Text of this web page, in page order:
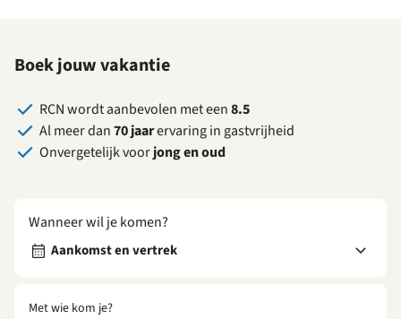
Boek jouw vakantie
RCN wordt aanbevolen met een8.5
Al meer dan70 jaarervaring in gastvrijheid
Onvergetelijk voorjong en oud
Wanneer wil je komen?
Aankomst en vertrek
Met wie kom je?